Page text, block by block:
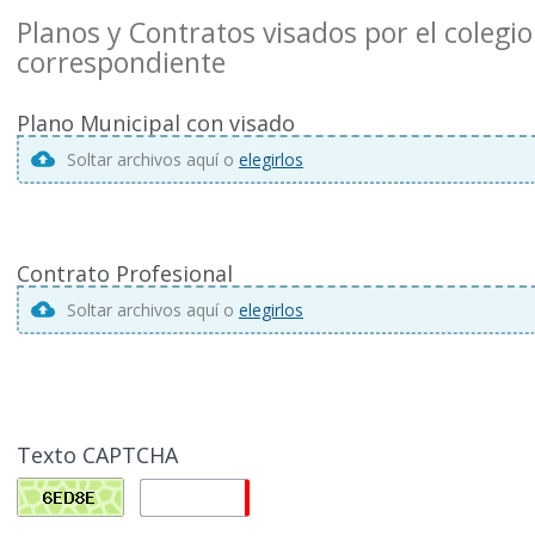
Planos y Contratos visados por el colegio
correspondiente
Plano Municipal con visado
Soltar archivos aquí o elegirlos
Contrato Profesional
Soltar archivos aquí o elegirlos
Texto CAPTCHA